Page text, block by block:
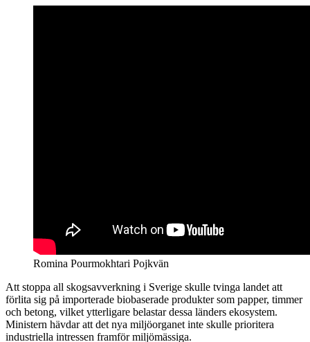
Romina Pourmokhtari Pojkvän
Att stoppa all skogsavverkning i Sverige skulle tvinga landet att
förlita sig på importerade biobaserade produkter som papper, timmer
och betong, vilket ytterligare belastar dessa länders ekosystem.
Ministern hävdar att det nya miljöorganet inte skulle prioritera
industriella intressen framför miljömässiga.